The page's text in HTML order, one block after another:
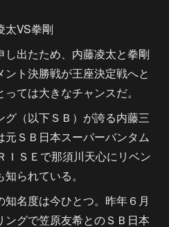
VS拳剛
出たため、内藤凌太と拳剛
ト決勝戦が王座決定戦へと
ては大きなチャンスだ。
（以下ＳＢ）が誇る内藤三
元ＳＢ日本スーパーバンタム
ＩＳＥで那須川天心にリベン
られている。
名度は今ひとつ。昨年６月
グで笠原友希とのＳＢ日本